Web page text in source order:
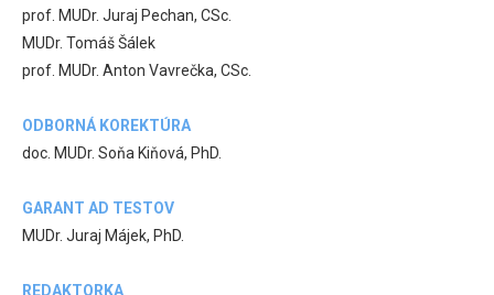
prof. MUDr. Juraj Pechan, CSc.
MUDr. Tomáš Šálek
prof. MUDr. Anton Vavrečka, CSc.
ODBORNÁ KOREKTÚRA
doc. MUDr. Soňa Kiňová, PhD.
GARANT AD TESTOV
MUDr. Juraj Májek, PhD.
REDAKTORKA